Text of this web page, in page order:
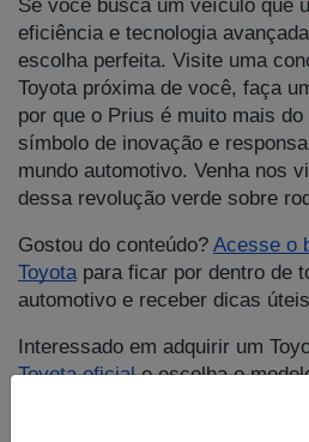
eficiência e tecnologia
escolha perfeita. Visite uma
Toyota próxima de você, faça
por que o Prius é muito mais
símbolo de inovação e
mundo automotivo. Venha nos
dessa revolução verde sobre
Gostou do conteúdo? Acesse o
Toyota para ficar por dentro de
automotivo e receber dicas
Interessado em adquirir um
Toyota oficiale escolha o